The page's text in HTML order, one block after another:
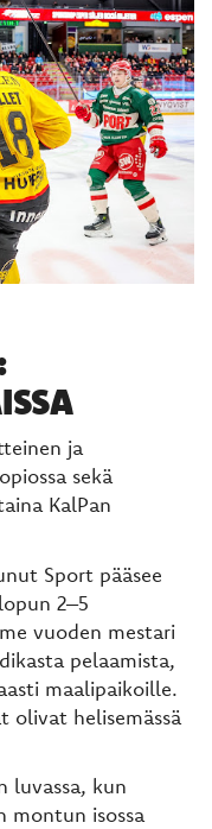
ja
sekä
KalPan
Sport pääsee
2–5
vuoden mestari
pelaamista,
maalipaikoille.
olivat helisemässä
luvassa, kun
montun isossa